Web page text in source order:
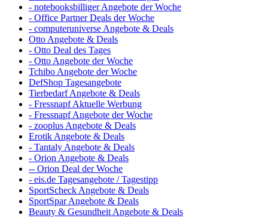
- notebooksbilliger Angebote der Woche
- Office Partner Deals der Woche
- computeruniverse Angebote & Deals
Otto Angebote & Deals
- Otto Deal des Tages
- Otto Angebote der Woche
Tchibo Angebote der Woche
DefShop Tagesangebote
Tierbedarf Angebote & Deals
- Fressnapf Aktuelle Werbung
- Fressnapf Angebote der Woche
- zooplus Angebote & Deals
Erotik Angebote & Deals
- Tantaly Angebote & Deals
- Orion Angebote & Deals
-- Orion Deal der Woche
- eis.de Tagesangebote / Tagestipp
SportScheck Angebote & Deals
SportSpar Angebote & Deals
Beauty & Gesundheit Angebote & Deals